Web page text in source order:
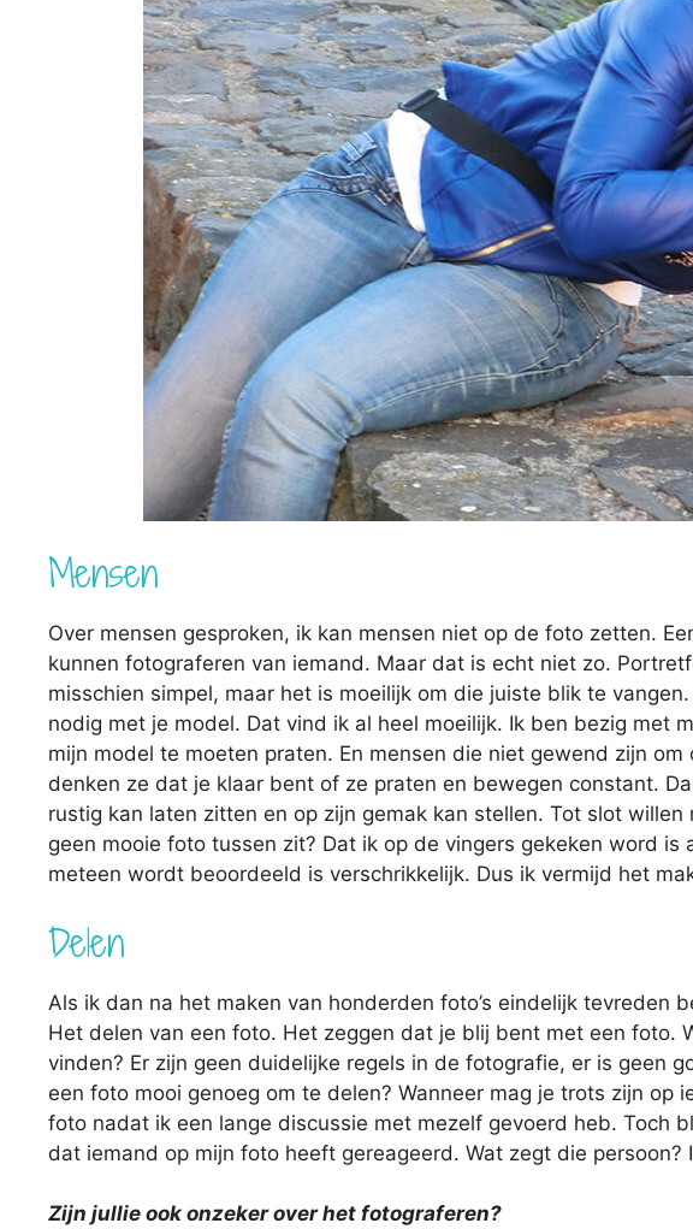
Mensen
Over mensen gesproken, ik kan mensen niet op de foto zetten.
kunnen fotograferen van iemand. Maar dat is echt niet zo.
misschien simpel, maar het is moeilijk om die juiste blik te
nodig met je model. Dat vind ik al heel moeilijk. Ik ben bezig met
mijn model te moeten praten. En mensen die niet gewend zijn
denken ze dat je klaar bent of ze praten en bewegen constant.
rustig kan laten zitten en op zijn gemak kan stellen. Tot slot
geen mooie foto tussen zit? Dat ik op de vingers gekeken word is
meteen wordt beoordeeld is verschrikkelijk. Dus ik vermijd het
Delen
Als ik dan na het maken van honderden foto’s eindelijk tevreden
Het delen van een foto. Het zeggen dat je blij bent met een foto.
vinden? Er zijn geen duidelijke regels in de fotografie, er is geen
een foto mooi genoeg om te delen? Wanneer mag je trots zijn op
foto nadat ik een lange discussie met mezelf gevoerd heb. Toch
dat iemand op mijn foto heeft gereageerd. Wat zegt die persoon?
Zijn jullie ook onzeker over het fotograferen?